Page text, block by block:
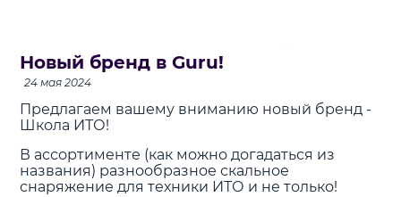
Новый бренд в Guru!
24 мая 2024
Предлагаем вашему вниманию новый бренд -
Школа ИТО!
В ассортименте (как можно догадаться из
названия) разнообразное скальное
снаряжение для техники ИТО и не только!